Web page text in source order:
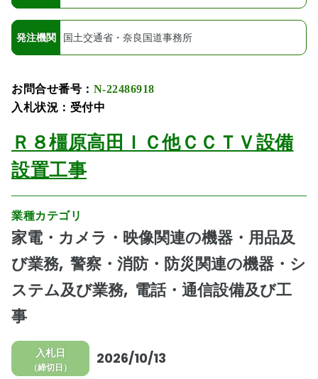
発注機関 国土交通省・奈良国道事務所
お問合せ番号： N-22486918
入札状況：受付中
Ｒ８橿原高田ＩＣ他ＣＣＴＶ設備
設置工事
業種カテゴリ
家電・カメラ・映像関連の機器・用品及
び業務 警察・消防・防災関連の機器・シ
ステム及び業務 電話・通信設備及び工
事
入札日
（締切日）
2026/10/13